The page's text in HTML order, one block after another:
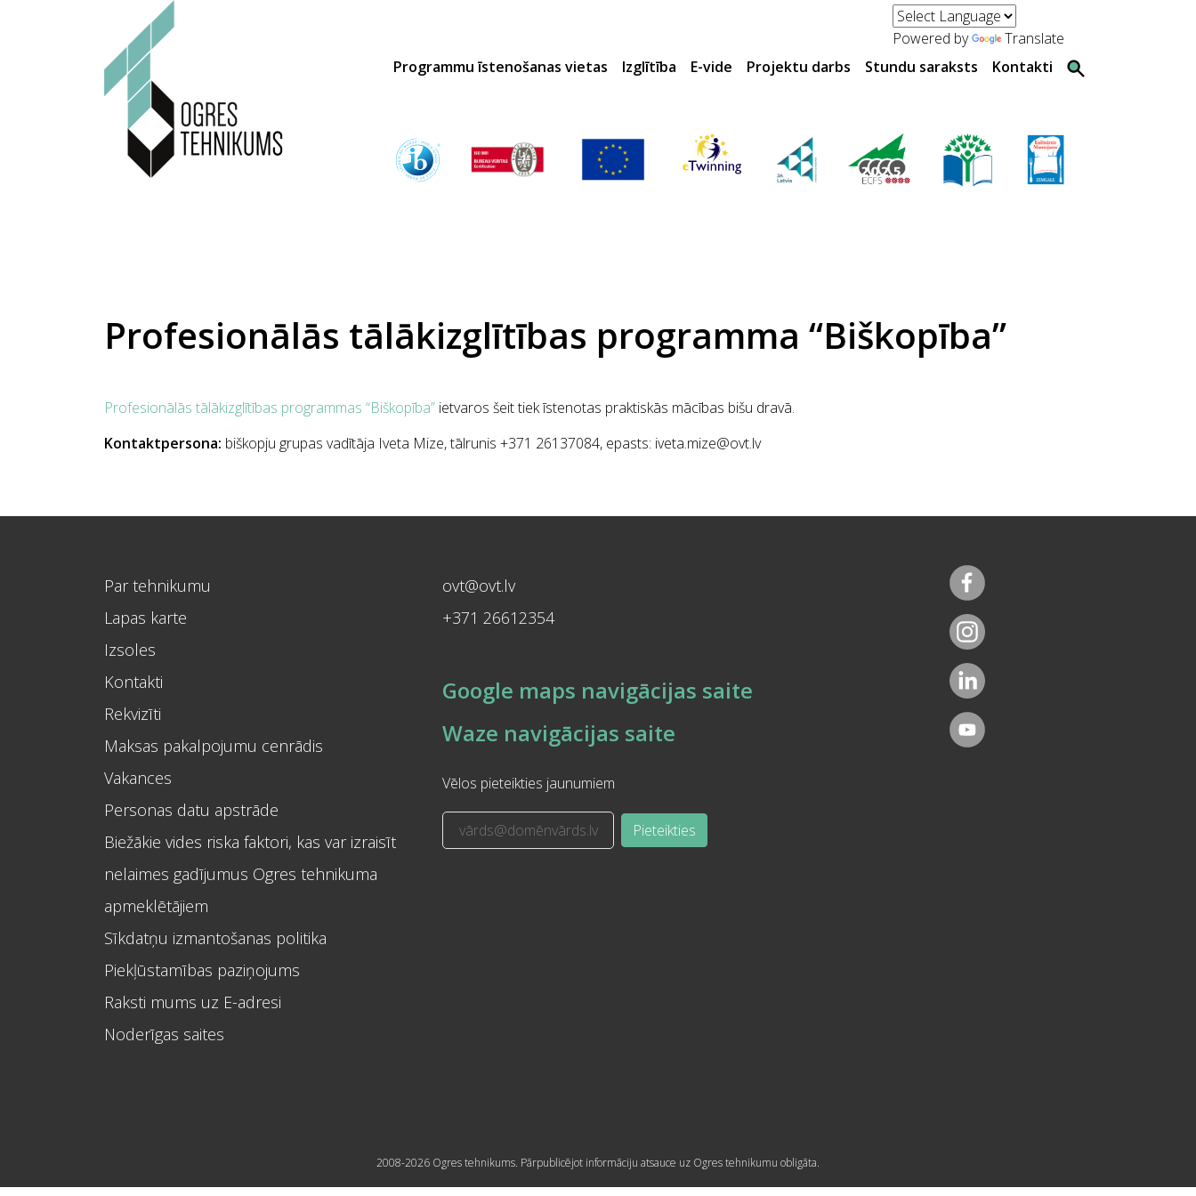
Powered by
Translate
Programmu īstenošanas vietas
Izglītība E-vide Projektu darbs Stundu saraksts Kontakti
Profesionālās tālākizglītības programma “Biškopība”
Profesionālās tālākizglītības programmas “Biškopība” ietvaros šeit tiek īstenotas praktiskās mācības bišu dravā.
Kontaktpersona: biškopju grupas vadītāja Iveta Mize, tālrunis +371 26137084, epasts: iveta.mize@ovt.lv
Par tehnikumu
Lapas karte
Izsoles
Kontakti
Rekvizīti
Maksas pakalpojumu cenrādis
Vakances
Personas datu apstrāde
Biežākie vides riska faktori, kas var izraisīt
nelaimes gadījumus Ogres tehnikuma
apmeklētājiem
Sīkdatņu izmantošanas politika
Piekļūstamības paziņojums
Raksti mums uz E-adresi
Noderīgas saites
ovt@ovt.lv
+371 26612354
Google maps navigācijas saite
Waze navigācijas saite
Vēlos pieteikties jaunumiem
Pieteikties
2008-2026 Ogres tehnikums. Pārpublicējot informāciju atsauce uz Ogres tehnikumu obligāta.